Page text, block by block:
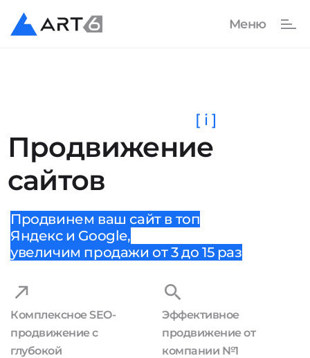
Продвижение
сайтов
[ i ]
Продвинем ваш сайт в топ
Яндекс и Google,
увеличим продажи от 3 до 15 раз
Комплексное SEO-
продвижение с
глубокой
Эффективное
продвижение от
компании №1